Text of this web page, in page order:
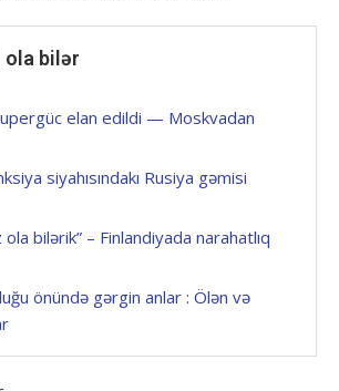
ola bilər
elan edildi — Moskvadan
siyahısındakı Rusiya gəmisi
ola bilərik” – Finlandiyada narahatlıq
önündə gərgin anlar : Ölən və